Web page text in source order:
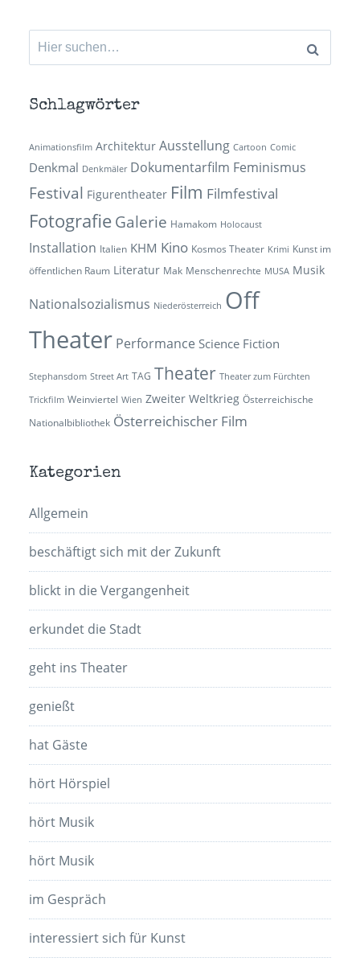
Suchen
nach:
Schlagwörter
Animationsfilm Architektur Ausstellung Cartoon Comic
Denkmal Denkmäler Dokumentarfilm Feminismus
Festival Figurentheater Film Filmfestival
Fotografie Galerie Hamakom Holocaust
Installation Italien KHM Kino Kosmos Theater Krimi Kunst im
öffentlichen Raum Literatur Mak Menschenrechte MUSA Musik
Nationalsozialismus Niederösterreich Off
Theater Performance Science Fiction
Stephansdom Street Art TAG Theater Theater zum Fürchten
Trickfilm Weinviertel Wien Zweiter Weltkrieg Österreichische
Nationalbibliothek Österreichischer Film
Kategorien
Allgemein
beschäftigt sich mit der Zukunft
blickt in die Vergangenheit
erkundet die Stadt
geht ins Theater
genießt
hat Gäste
hört Hörspiel
hört Musik
hört Musik
im Gespräch
interessiert sich für Kunst